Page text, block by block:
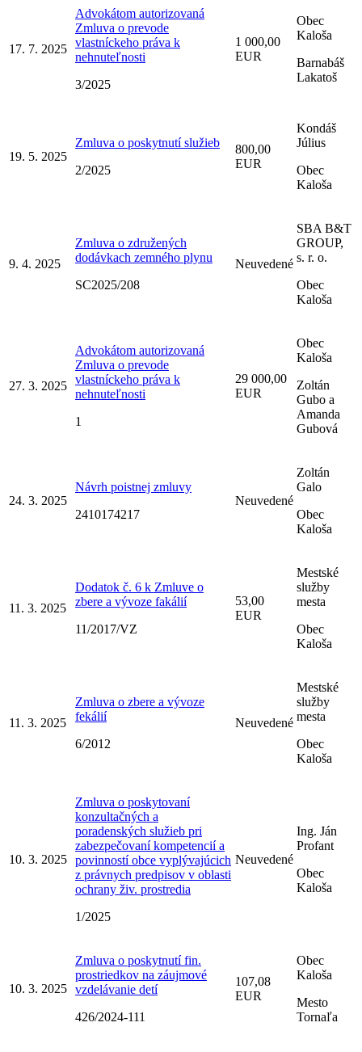
17. 7. 2025
Advokátom autorizovaná
Zmluva o prevode
vlastníckeho práva k
nehnuteľnosti
3/2025
1 000,00
EUR
Obec
Kaloša
Barnabáš
Lakatoš
19. 5. 2025
Zmluva o poskytnutí služieb
2/2025
800,00
EUR
Kondáš
Július
Obec
Kaloša
9. 4. 2025
Zmluva o združených
dodávkach zemného plynu
SC2025/208
Neuvedené
SBA B&T
GROUP,
s. r. o.
Obec
Kaloša
27. 3. 2025
Advokátom autorizovaná
Zmluva o prevode
vlastníckeho práva k
nehnuteľnosti
1
29 000,00
EUR
Obec
Kaloša
Zoltán
Gubo a
Amanda
Gubová
24. 3. 2025
Návrh poistnej zmluvy
2410174217
Neuvedené
Zoltán
Galo
Obec
Kaloša
11. 3. 2025
Dodatok č. 6 k Zmluve o
zbere a vývoze fakálií
11/2017/VZ
53,00
EUR
Mestské
služby
mesta
Obec
Kaloša
11. 3. 2025
Zmluva o zbere a vývoze
fekálií
6/2012
Neuvedené
Mestské
služby
mesta
Obec
Kaloša
10. 3. 2025
Zmluva o poskytovaní
konzultačných a
poradenských služieb pri
zabezpečovaní kompetencií a
povinností obce vyplývajúcich
z právnych predpisov v oblasti
ochrany živ. prostredia
1/2025
Neuvedené
Ing. Ján
Profant
Obec
Kaloša
10. 3. 2025
Zmluva o poskytnutí fin.
prostriedkov na záujmové
vzdelávanie detí
426/2024-111
107,08
EUR
Obec
Kaloša
Mesto
Tornaľa